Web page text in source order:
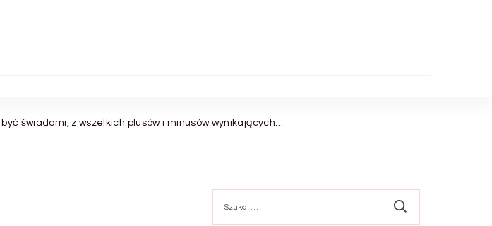
świadomi, z wszelkich plusów i minusów wynikających….